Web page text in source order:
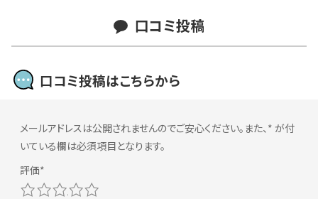
口コミ投稿
口コミ投稿はこちらから
メールアドレスは公開されませんのでご安心ください。また、* が付
いている欄は必須項目となります。
5
4
3
2